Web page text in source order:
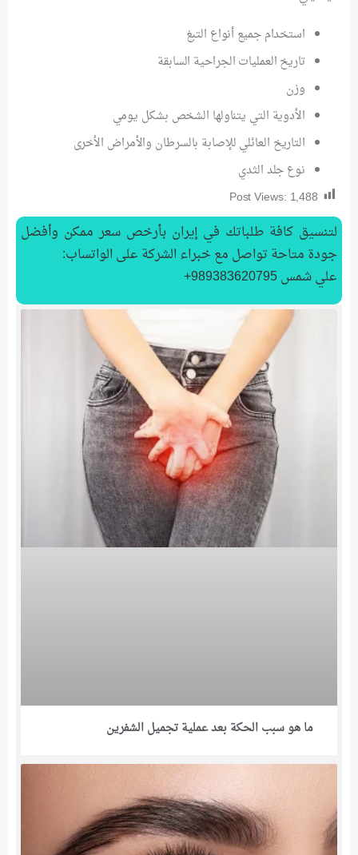
استخدام جميع أنواع التبغ
تاريخ العمليات الجراحية السابقة
وزن
الأدوية التي يتناولها الشخص بشكل يومي
التاريخ العائلي للإصابة بالسرطان والأمراض الأخرى
نوع جلد الثدي
Post Views: 1,488
لتنسیق كافة طلباتك في إيران بأرخص سعر ممكن وأفضل
جودة متاحة تواصل مع خبراء الشركة على الواتساب:
علي شمس 989383620795+
ما هو سبب الحكة بعد عملية تجميل الشفرين